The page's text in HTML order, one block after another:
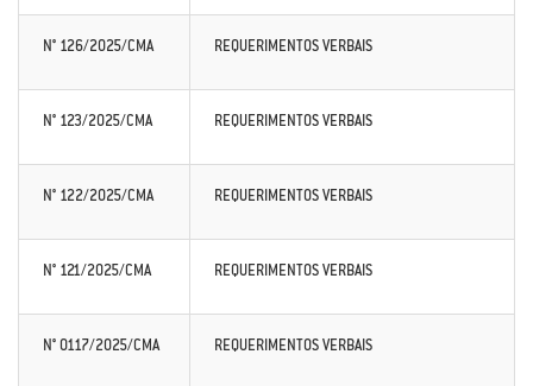
N° 126/2025/CMA REQUERIMENTOS VERBAIS
N° 123/2025/CMA REQUERIMENTOS VERBAIS
N° 122/2025/CMA REQUERIMENTOS VERBAIS
N° 121/2025/CMA REQUERIMENTOS VERBAIS
N° 0117/2025/CMA REQUERIMENTOS VERBAIS